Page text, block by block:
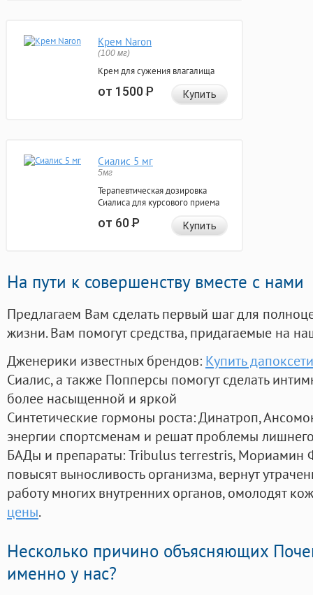
Крем Naron
(100 мг)
Крем для сужения влагалища
от 1500Р Купить
Сиалис 5 мг
5мг
Терапевтическая дозировка
Сиалиса для курсового приема
от 60Р Купить
На пути к совершенству вместе с нами
Предлагаем Вам сделать первый шаг для
жизни. Вам помогут средства, придагаемые на
Дженерики известных брендов: Купить
Сиалис, а также Попперсы помогут сделать
более насыщенной и яркой
Синтетические гормоны роста: Динатроп,
энергии спортсменам и решат проблемы
БАДы и препараты:Tribulus terrestris, Мориамин
повысят выносливость организма, вернут
работу многих внутренних органов, омолодят
цены.
Несколько причино объясняющих
именно у нас?